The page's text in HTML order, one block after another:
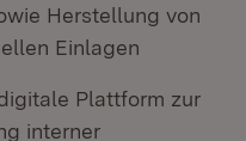
Herstellung von
Einlagen
Fenster)
Plattform zur
interner